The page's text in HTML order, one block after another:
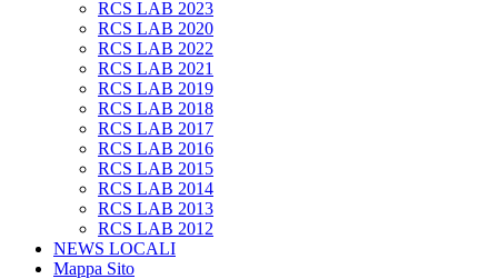
RCS LAB 2023
RCS LAB 2020
RCS LAB 2022
RCS LAB 2021
RCS LAB 2019
RCS LAB 2018
RCS LAB 2017
RCS LAB 2016
RCS LAB 2015
RCS LAB 2014
RCS LAB 2013
RCS LAB 2012
NEWS LOCALI
Mappa Sito